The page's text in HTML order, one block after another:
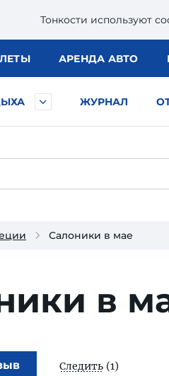
Тонкости используют
АРЕНДА АВТО
ЖУРНАЛ
Салоники в мае
в
Следить (1)